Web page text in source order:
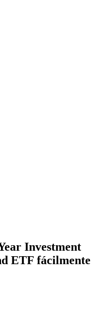
Investment
ETF fácilmente